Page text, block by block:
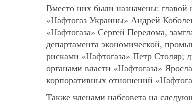
Вместо них были назначены:
«Нафтогаз Украины» Андрей
«Нафтогаза» Сергей Перелома,
департамента экономической,
рисками «Нафтогаза» Петр Столяр;
органами власти «Нафтогаза»
корпоративных отношений
Также членами набсовета на